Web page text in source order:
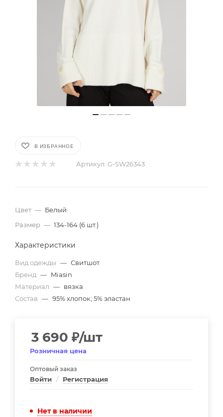
В ИЗБРАННОЕ
Артикул: G-SW26343
Цвет — Белый
Размер — 134-164 (6 шт.)
Характеристики
Вид одежды — Свитшот
Бренд — Miasin
Материал — вязка
Состав — 95% хлопок; 5% эластан
3 690 ₽/шт
Розничная цена
Оптовый заказ
Войти / Регистрация
Нет в наличии